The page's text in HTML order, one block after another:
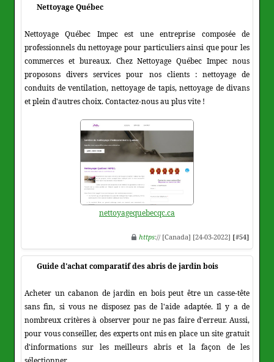
Nettoyage Québec
Nettoyage Québec Impec est une entreprise composée de
professionnels du nettoyage pour particuliers ainsi que pour les
commerces et bureaux. Chez Nettoyage Québec Impec nous
proposons divers services pour nos clients : nettoyage de
conduits de ventilation, nettoyage de tapis, nettoyage de divans
et plein d'autres choix. Contactez-nous au plus vite !
nettoyagequebecqc.ca
https:// [Canada] [24-03-2022] [#54]
Guide d'achat comparatif des abris de jardin bois
Acheter un cabanon de jardin en bois peut être un casse-tête
sans fin, si vous ne disposez pas de l'aide adaptée. Il y a de
nombreux critères à observer pour ne pas faire d'erreur. Aussi,
pour vous conseiller, des experts ont mis en place un site gratuit
d'informations sur les meilleurs abris et la façon de les